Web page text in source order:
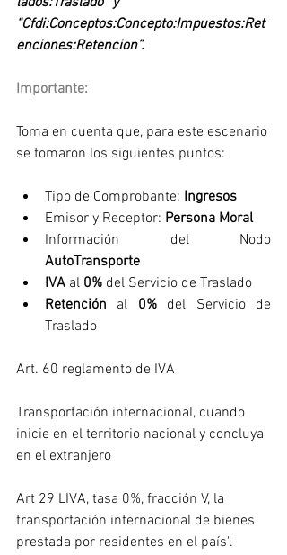
“Cfdi:Conceptos:Concepto:Impuestos:Ret
enciones:Retencion”.
Importante:
Toma en cuenta que, para este escenario
se tomaron los siguientes puntos:
Tipo de Comprobante: Ingresos
Emisor y Receptor: Persona Moral
AutoTransporte
IVA al 0% del Servicio de Traslado
Retención al 0% del Servicio de
Traslado
Art. 60 reglamento de IVA
Transportación internacional, cuando
inicie en el territorio nacional y concluya
en el extranjero
Art 29 LIVA, tasa 0%, fracción V, la
transportación internacional de bienes
prestada por residentes en el país".